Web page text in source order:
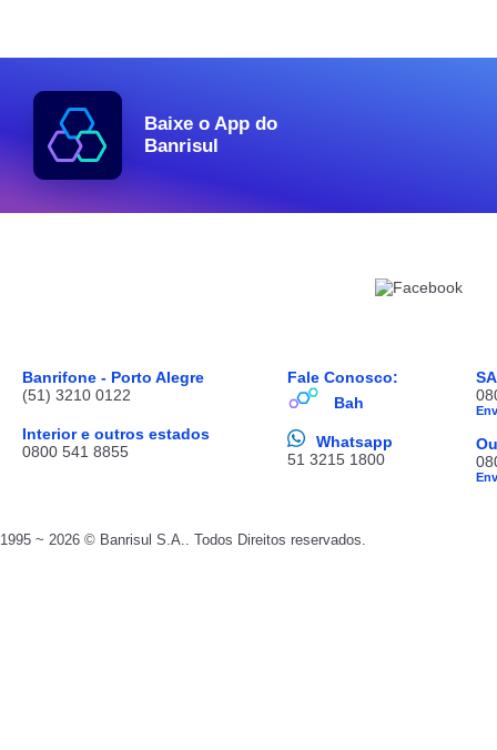
Baixe o App do
Banrisul
Banrifone - Porto Alegre
(51) 3210 0122
Interior e outros estados
0800 541 8855
Fale Conosco:
Bah
Whatsapp
51 3215 1800
1995 ~ 2026 © Banrisul S.A.. Todos Direitos reservados.